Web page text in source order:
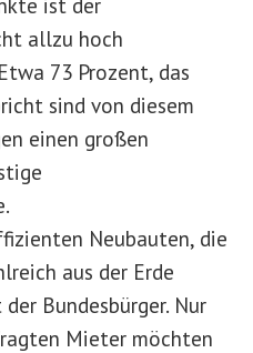
allzu hoch
73 Prozent, das
sind von diesem
einen großen
Neubauten, die
aus der Erde
Bundesbürger. Nur
Mieter möchten